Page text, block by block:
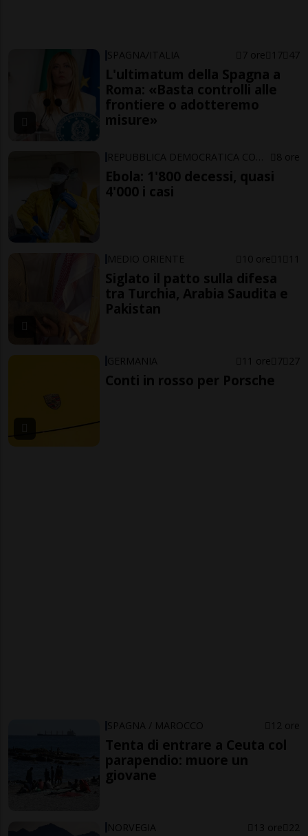
SPAGNA/ITALIA 7 ore 17 47
L'ultimatum della Spagna a
Roma: «Basta controlli alle
frontiere o adotteremo
misure»
8 ore
Ebola: 1'800 decessi, quasi
4'000 i casi
MEDIO ORIENTE 10 ore 1 11
Siglato il patto sulla difesa
tra Turchia, Arabia Saudita e
Pakistan
GERMANIA 11 ore 7 27
Conti in rosso per Porsche
SPAGNA / MAROCCO 12 ore
Tenta di entrare a Ceuta col
parapendio: muore un
giovane
NORVEGIA 13 ore 22